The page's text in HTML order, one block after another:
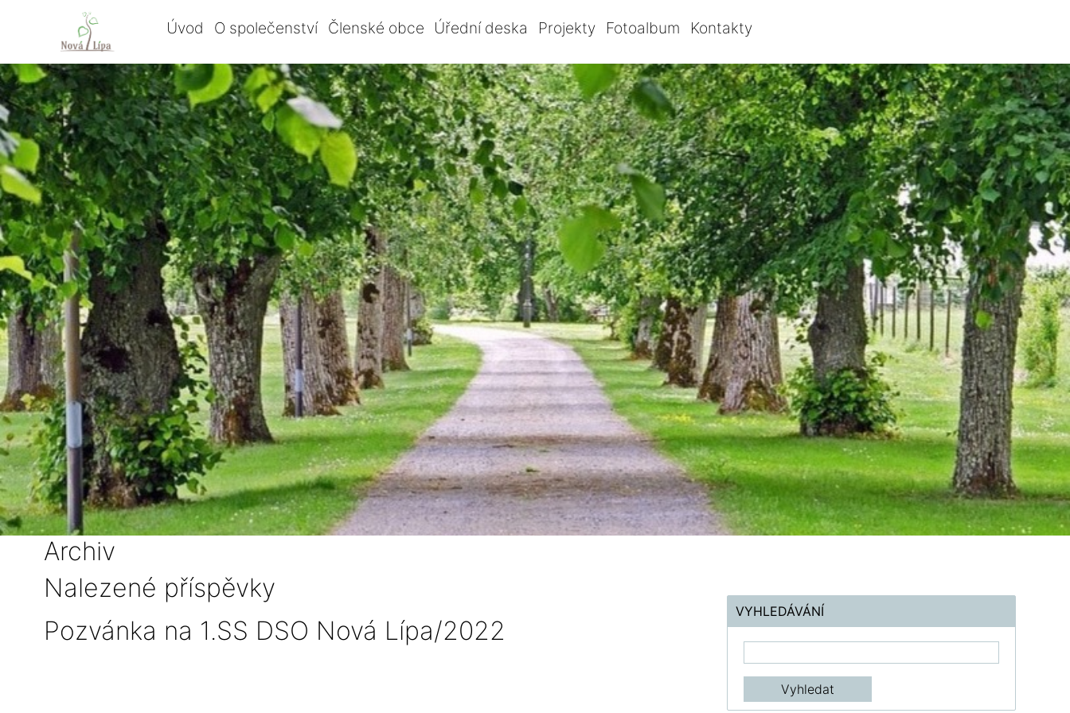
Úvod O společenství Členské obce Úřední deska Projekty Fotoalbum Kontakty
Archiv
Nalezené příspěvky
Pozvánka na 1.SS DSO Nová Lípa/2022
VYHLEDÁVÁNÍ